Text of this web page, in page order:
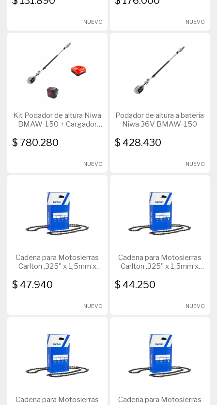
NUEVO NUEVO
Kit Podador de altura Niwa
BMAW-150 + Cargador
Batería Niwa 36V 4Ah
$ 780.280
NUEVO
Podador de altura a batería
Niwa 36V BMAW-150
$ 428.430
NUEVO
Cadena para Motosierras
Carlton ,325" x 1,5mm x
$ 47.940
NUEVO
Cadena para Motosierras
Carlton ,325" x 1,5mm x
$ 44.250
NUEVO
Cadena para Motosierras
Cadena para Motosierras